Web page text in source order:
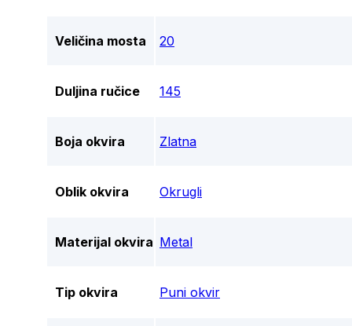
Veličina mosta 20
Duljina ručice 145
Boja okvira Zlatna
Oblik okvira Okrugli
Materijal okvira Metal
Tip okvira Puni okvir